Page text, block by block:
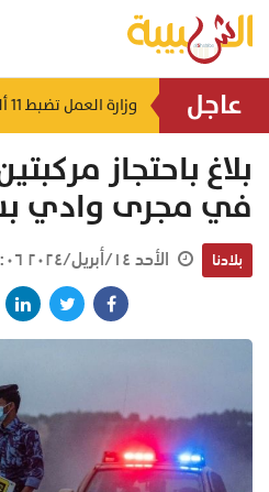
عاجل
بلاغ باحتجاز
في مجرى وادي
بلادنا الأحد ١٤/أبريل/٢٠٢٤ ٢١:٠٦ م